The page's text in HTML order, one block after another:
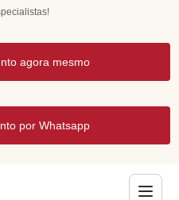
agora mesmo
por Whatsapp